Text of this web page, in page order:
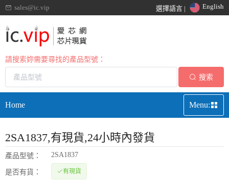
sales@ic.vip 選擇語言 | English
請搜索妳需要尋找的產品型號：
搜索
Home Menu:
2SA1837,有現貨,24小時內發貨
產品型號： 2SA1837
是否有貨： 有現貨